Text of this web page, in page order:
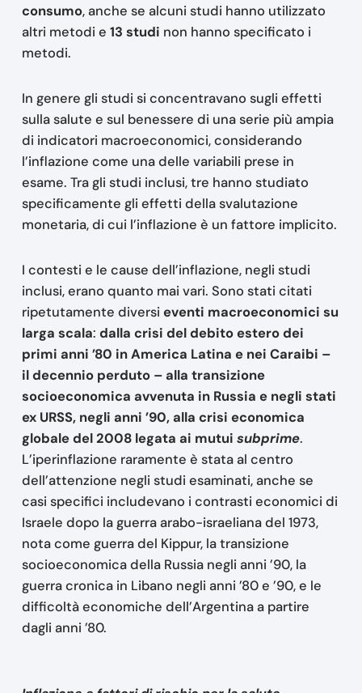
consumo, anche se alcuni studi hanno utilizzato
altri metodi e 13 studi non hanno specificato i
metodi.
In genere gli studi si concentravano sugli effetti
sulla salute e sul benessere di una serie più ampia
di indicatori macroeconomici, considerando
l’inflazione come una delle variabili prese in
esame. Tra gli studi inclusi, tre hanno studiato
specificamente gli effetti della svalutazione
monetaria, di cui l’inflazione è un fattore implicito.
I contesti e le cause dell’inflazione, negli studi
inclusi, erano quanto mai vari. Sono stati citati
ripetutamente diversi eventi macroeconomici su
larga scala: dalla crisi del debito estero dei
primi anni ’80 in America Latina e nei Caraibi –
il decennio perduto – alla transizione
socioeconomica avvenuta in Russia e negli stati
ex URSS, negli anni ’90, alla crisi economica
globale del 2008 legata ai mutui subprime.
L’iperinflazione raramente è stata al centro
dell’attenzione negli studi esaminati, anche se
casi specifici includevano i contrasti economici di
Israele dopo la guerra arabo-israeliana del 1973,
nota come guerra del Kippur, la transizione
socioeconomica della Russia negli anni ’90, la
guerra cronica in Libano negli anni ’80 e ’90, e le
difficoltà economiche dell’Argentina a partire
dagli anni ’80.